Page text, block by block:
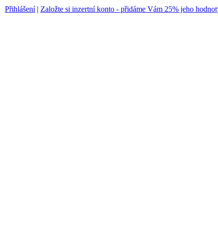
Přihlášení| Založte si inzertní konto - přidáme Vám 25% jeho